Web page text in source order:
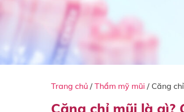
Trang chủ / Thẩm mỹ mũi / Căng
Căng chỉ mũi là gì?